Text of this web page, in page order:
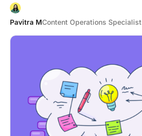
Pavitra MContent Operations Specialist